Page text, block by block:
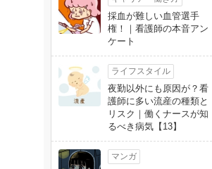
採血が難しい血管選手
権！｜看護師の本音アン
ケート
ライフスタイル
夜勤以外にも原因が？看
護師に多い流産の種類と
リスク｜働くナースが知
るべき病気【13】
マンガ